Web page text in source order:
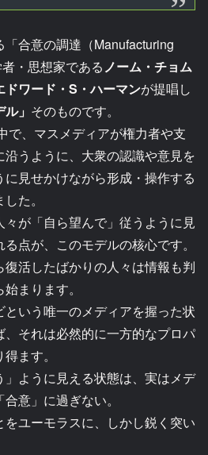
合意の調達（Manufacturing
・思想家であるノーム・チョム
ドワード・S・ハーマンが提唱し
」 そのものです。
で、マスメディアが権力者や支
うように、大衆の認識や意見を
に見せかけながら形成・操作する
た。
が「自ら望んで」従うように見
点が、このモデルの核心です。
活したばかりの人々は情報も判
まります。
いう唯一のメディアを握った状
それは必然的に一方的なプロパ
ます。
」ように見える状態は、実はメデ
意」に過ぎない。
ユーモラスに、しかし鋭く突い